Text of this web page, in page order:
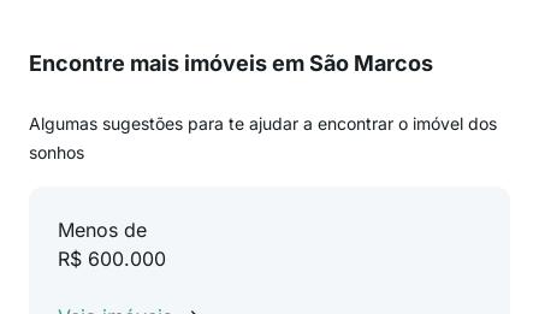
Encontre mais imóveis em São Marcos
Algumas sugestões para te ajudar a encontrar o imóvel dos
sonhos
Menos de
R$ 600.000